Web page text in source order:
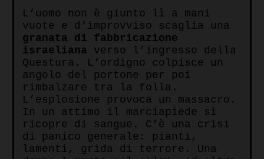
L’uomo non è giunto lì a mani
vuote e d’improvviso scaglia una
granata di fabbricazione
israeliana verso l’ingresso della
Questura. L’ordigno colpisce un
angolo del portone per poi
rimbalzare tra la folla.
L’esplosione provoca un massacro.
In un attimo il marciapiede si
ricopre di sangue. C’è una crisi
di panico generale: pianti,
lamenti, grida di terrore. Una